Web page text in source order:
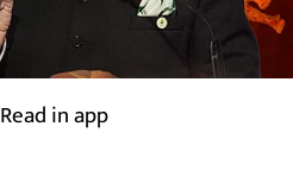
Read in app